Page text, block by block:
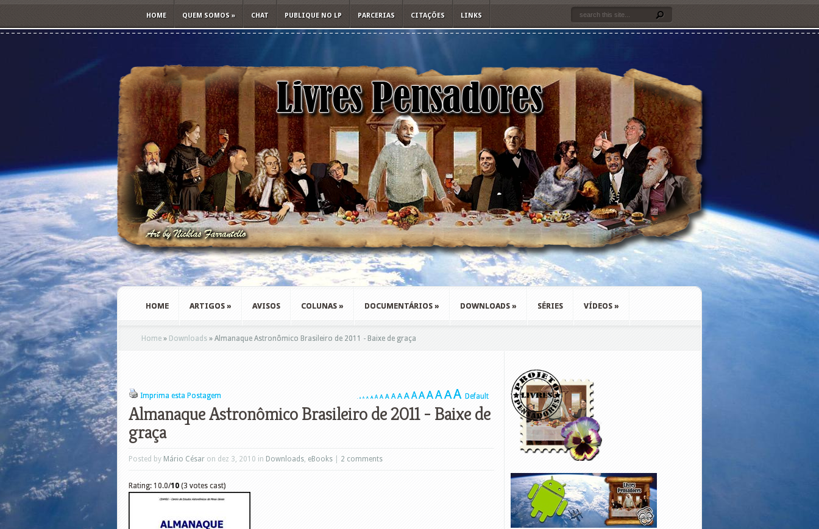
HOME QUEM SOMOS » CHAT PUBLIQUE NO LP PARCERIAS CITAÇÕES LINKS
HOME ARTIGOS » AVISOS COLUNAS » DOCUMENTÁRIOS » DOWNLOADS » SÉRIES VÍDEOS »
Home » Downloads » Almanaque Astronômico Brasileiro de 2011 - Baixe de graça
Imprima esta Postagem A A A A A A A A A A AAAAAAA Default
Almanaque Astronômico Brasileiro de 2011 - Baixe de
graça
Posted by Mário César on dez 3, 2010 in Downloads, eBooks 2 comments
Rating: 10.0/10 (3 votes cast)